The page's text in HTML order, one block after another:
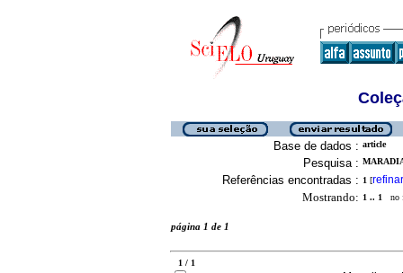
Base de dados : article
Pesquisa :
Referências encontradas : 1 [refinar
Mostrando: 1 .. 1 no
página 1 de 1
1 / 1